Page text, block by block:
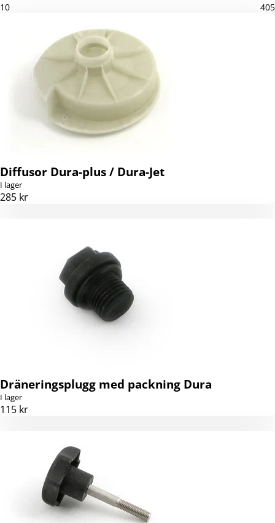
10 405
Diffusor Dura-plus / Dura-Jet
I lager
285 kr
Dräneringsplugg med packning Dura
I lager
115 kr